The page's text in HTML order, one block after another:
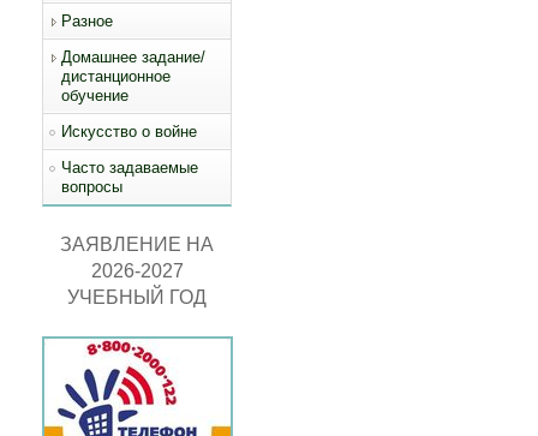
Разное
Домашнее задание/
дистанционное
обучение
Искусство о войне
Часто задаваемые
вопросы
ЗАЯВЛЕНИЕ НА
2026-2027
УЧЕБНЫЙ ГОД